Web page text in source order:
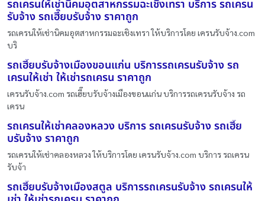
รถเครนให้เช่านิคมอุตสาหกรรมฉะเชิงเทรา บริการ รถเครน
รับจ้าง รถเฮี๊ยบรับจ้าง ราคาถูก
รถเครนให้เช่านิคมอุตสาหกรรมฉะเชิงเทรา ให้บริการโดย เครนรับจ้าง.com
บริ
รถเฮี๊ยบรับจ้างเมืองขอนแก่น บริการรถเครนรับจ้าง รถ
เครนให้เช่า ให้เช่ารถเครน ราคาถูก
เครนรับจ้าง.com รถเฮี๊ยบรับจ้างเมืองขอนแก่น บริการรถเครนรับจ้าง รถ
เครน
รถเครนให้เช่าคลองหลวง บริการ รถเครนรับจ้าง รถเฮี๊ย
บรับจ้าง ราคาถูก
รถเครนให้เช่าคลองหลวง ให้บริการโดย เครนรับจ้าง.com บริการ รถเครน
รับจ้า
รถเฮี๊ยบรับจ้างเมืองสตูล บริการรถเครนรับจ้าง รถเครนให้